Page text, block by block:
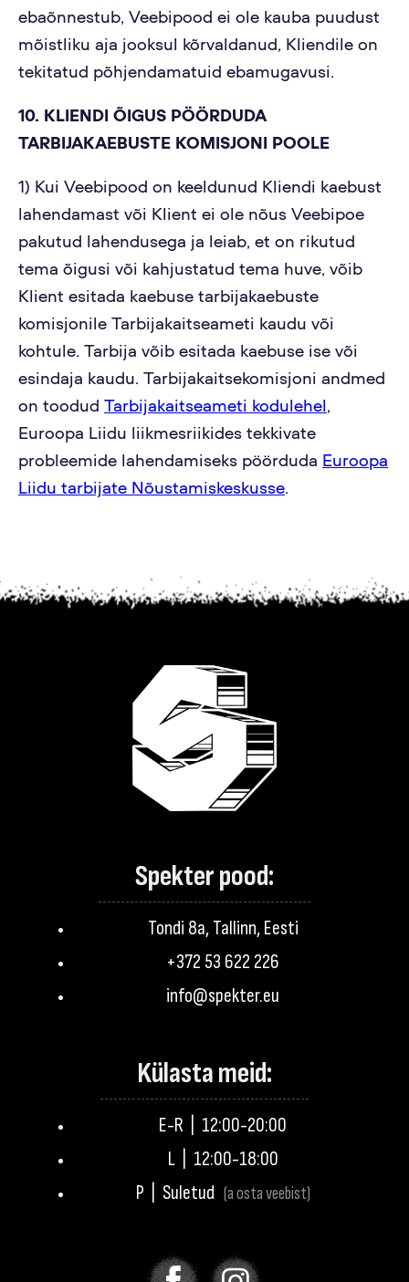
ebaõnnestub, Veebipood ei ole kauba puudust
mõistliku aja jooksul kõrvaldanud, Kliendile on
tekitatud põhjendamatuid ebamugavusi.
10. KLIENDI ÕIGUS PÖÖRDUDA
TARBIJAKAEBUSTE KOMISJONI POOLE
1) Kui Veebipood on keeldunud Kliendi kaebust
lahendamast või Klient ei ole nõus Veebipoe
pakutud lahendusega ja leiab, et on rikutud
tema õigusi või kahjustatud tema huve, võib
Klient esitada kaebuse tarbijakaebuste
komisjonile Tarbijakaitseameti kaudu või
kohtule. Tarbija võib esitada kaebuse ise või
esindaja kaudu. Tarbijakaitsekomisjoni andmed
on toodud Tarbijakaitseameti kodulehel ,
Euroopa Liidu liikmesriikides tekkivate
probleemide lahendamiseks pöörduda Euroopa
Liidu tarbijate Nõustamiskeskusse.
Spekter pood:
Tondi 8a, Tallinn, Eesti
+372 53 622 226
info@spekter.eu
Külasta meid:
E-R | 12:00-20:00
L | 12:00-18:00
P | Suletud (a osta veebist)